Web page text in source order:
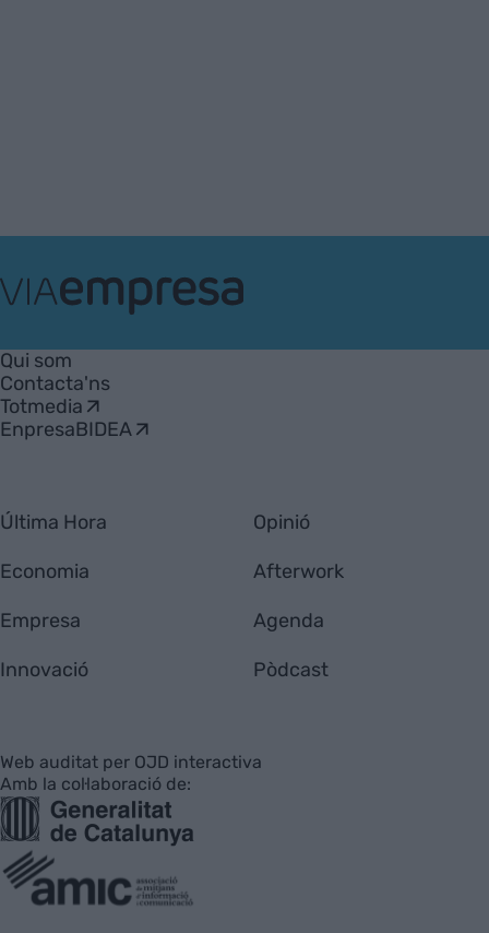
Empresa
Qui som
Contacta'ns
Totmedia
EnpresaBIDEA
Última Hora
Economia
Empresa
Innovació
Opinió
Afterwork
Agenda
Pòdcast
Web auditat per OJD interactiva
Amb la col·laboració de: